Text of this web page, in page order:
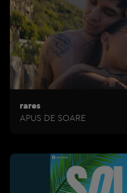
rares
APUS DE SOARE